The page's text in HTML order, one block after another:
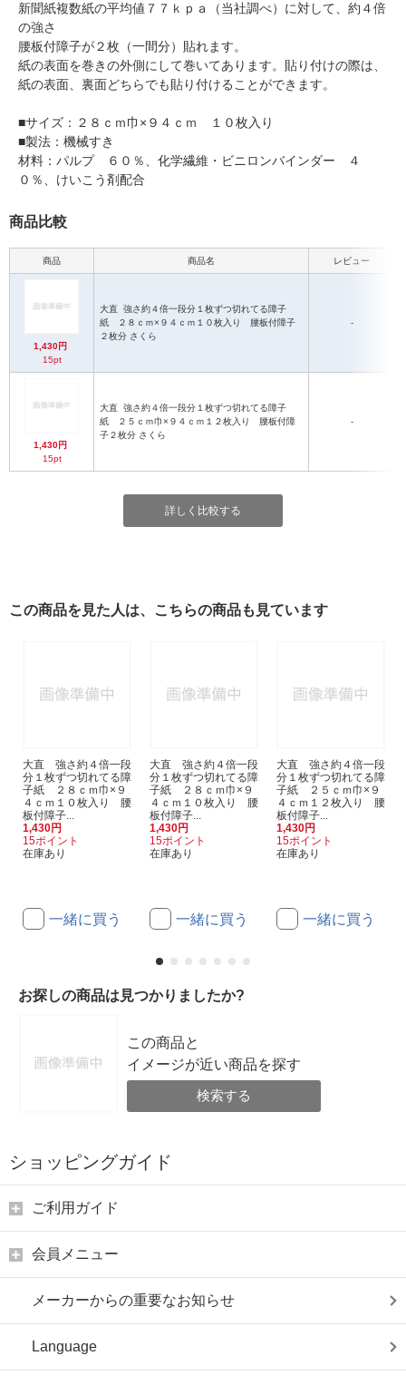
新聞紙複数紙の平均値７７ｋｐａ（当社調べ）に対して、約４倍
の強さ
腰板付障子が２枚（一間分）貼れます。
紙の表面を巻きの外側にして巻いてあります。貼り付けの際は、
紙の表面、裏面どちらでも貼り付けることができます。
■サイズ：２８ｃｍ巾×９４ｃｍ １０枚入り
■製法：機械すき
材料：パルプ ６０％、化学繊維・ビニロンバインダー ４
０％、けいこう剤配合
商品比較
商品 商品名 レビュー
1,430円
15pt
大直
紙 ２８ｃｍ×９４ｃｍ１０枚入り 腰板付障子
２枚分 さくら
-
1,430円
15pt
大直
紙 ２５ｃｍ巾×９４ｃｍ１２枚入り 腰板付障
子２枚分 さくら
-
詳しく比較する
この商品を見た人は、こちらの商品も見ています
大直 強さ約４倍一段
分１枚ずつ切れてる障
子紙 ２８ｃｍ巾×９
４ｃｍ１０枚入り 腰
板付障子...
1,430円
15ポイント
在庫あり
一緒に買う
大直 強さ約４倍一段
分１枚ずつ切れてる障
子紙 ２８ｃｍ巾×９
４ｃｍ１０枚入り 腰
板付障子...
1,430円
15ポイント
在庫あり
一緒に買う
大直 強さ約４倍一段
分１枚ずつ切れてる障
子紙 ２５ｃｍ巾×９
４ｃｍ１２枚入り 腰
板付障子...
1,430円
15ポイント
在庫あり
一緒に買う
お探しの商品は見つかりましたか?
この商品と
イメージが近い商品を探す
検索する
ショッピングガイド
ご利用ガイド
会員メニュー
メーカーからの重要なお知らせ
Language